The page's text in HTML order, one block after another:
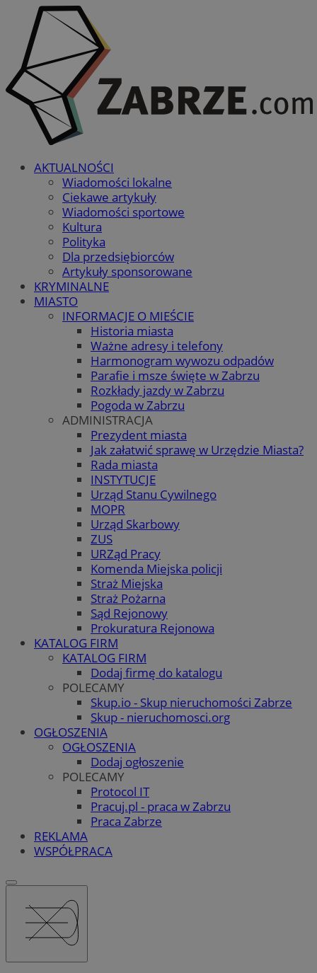
AKTUALNOŚCI
Wiadomości lokalne
Ciekawe artykuły
Wiadomości sportowe
Kultura
Polityka
Dla przedsiębiorców
Artykuły sponsorowane
KRYMINALNE
MIASTO
INFORMACJE O MIEŚCIE
Historia miasta
Ważne adresy i telefony
Harmonogram wywozu odpadów
Parafie i msze święte w Zabrzu
Rozkłady jazdy w Zabrzu
Pogoda w Zabrzu
ADMINISTRACJA
Prezydent miasta
Jak załatwić sprawę w Urzędzie Miasta?
Rada miasta
INSTYTUCJE
Urząd Stanu Cywilnego
MOPR
Urząd Skarbowy
ZUS
URZąd Pracy
Komenda Miejska policji
Straż Miejska
Straż Pożarna
Sąd Rejonowy
Prokuratura Rejonowa
KATALOG FIRM
KATALOG FIRM
Dodaj firmę do katalogu
POLECAMY
Skup.io - Skup nieruchomości Zabrze
Skup - nieruchomosci.org
OGŁOSZENIA
OGŁOSZENIA
Dodaj ogłoszenie
POLECAMY
Protocol IT
Pracuj.pl - praca w Zabrzu
Praca Zabrze
REKLAMA
WSPÓŁPRACA